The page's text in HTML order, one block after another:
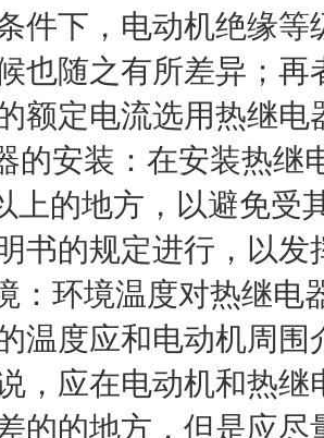
件下，电动机绝缘
也随之有所差异；
额定电流选用热继电
的安装：在安装热继
上的地方，以避免受
书的规定进行，以
：环境温度对热继电
温度应和电动机周
，应在电动机和热
的的地方，但是应